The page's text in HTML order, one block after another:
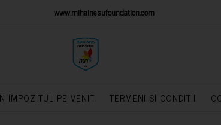
www.mihainesufoundation.com
IMPOZITUL PE VENIT TERMENI SI CONDITII